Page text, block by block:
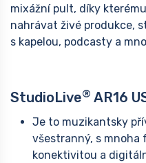
mixážní pult, díky
nahrávat živé produkce,
s kapelou, podcasty a
StudioLive® AR16
Je to muzikantsky
všestranný, s mnoha
konektivitou a